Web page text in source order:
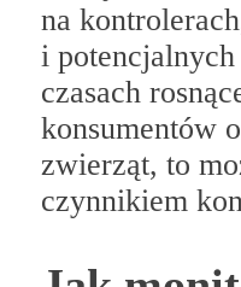
na
i
czasach
konsumentów
zwierząt, to
czynnikiem